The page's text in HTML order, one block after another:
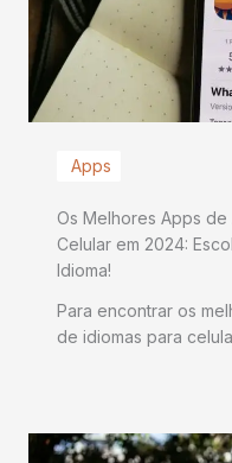
Apps
Os Melhores Apps
Celular em 2024:
Idioma!
Para encontrar os
de idiomas para